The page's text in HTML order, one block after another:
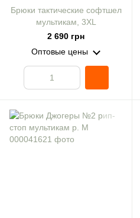
Брюки тактические софтшел
мультикам, 3XL
2 690 грн
Оптовые цены